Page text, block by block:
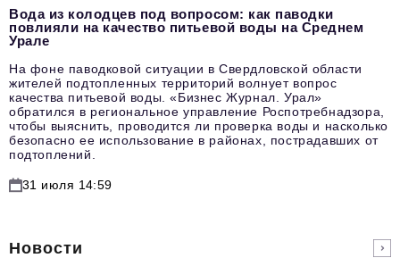
Вода из колодцев под вопросом: как паводки
повлияли на качество питьевой воды на Среднем
Урале
На фоне паводковой ситуации в Свердловской области
жителей подтопленных территорий волнует вопрос
качества питьевой воды. «Бизнес Журнал. Урал»
обратился в региональное управление Роспотребнадзора,
чтобы выяснить, проводится ли проверка воды и насколько
безопасно ее использование в районах, пострадавших от
подтоплений.
31 июля 14:59
Новости